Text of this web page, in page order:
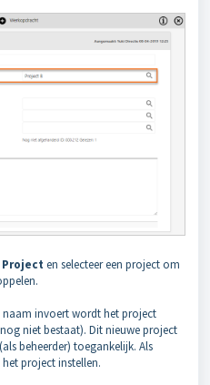
Project en selecteer een project om
naam invoert wordt het project
niet bestaat). Dit nieuwe project
beheerder) toegankelijk. Als
project instellen.